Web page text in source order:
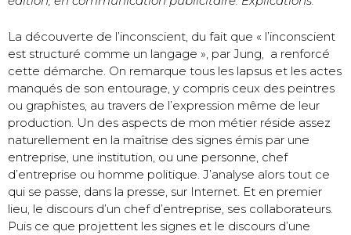
La découverte de l’inconscient, du fait que « l’inconscient
est structuré comme un langage », par Jung, a renforcé
cette démarche. On remarque tous les lapsus et les actes
manqués de son entourage, y compris ceux des peintres
ou graphistes, au travers de l’expression même de leur
production. Un des aspects de mon métier réside assez
naturellement en la maîtrise des signes émis par une
entreprise, une institution, ou une personne, chef
d’entreprise ou homme politique. J’analyse alors tout ce
qui se passe, dans la presse, sur Internet. Et en premier
lieu, le discours d’un chef d’entreprise, ses collaborateurs.
Puis ce que projettent les signes et le discours d’une